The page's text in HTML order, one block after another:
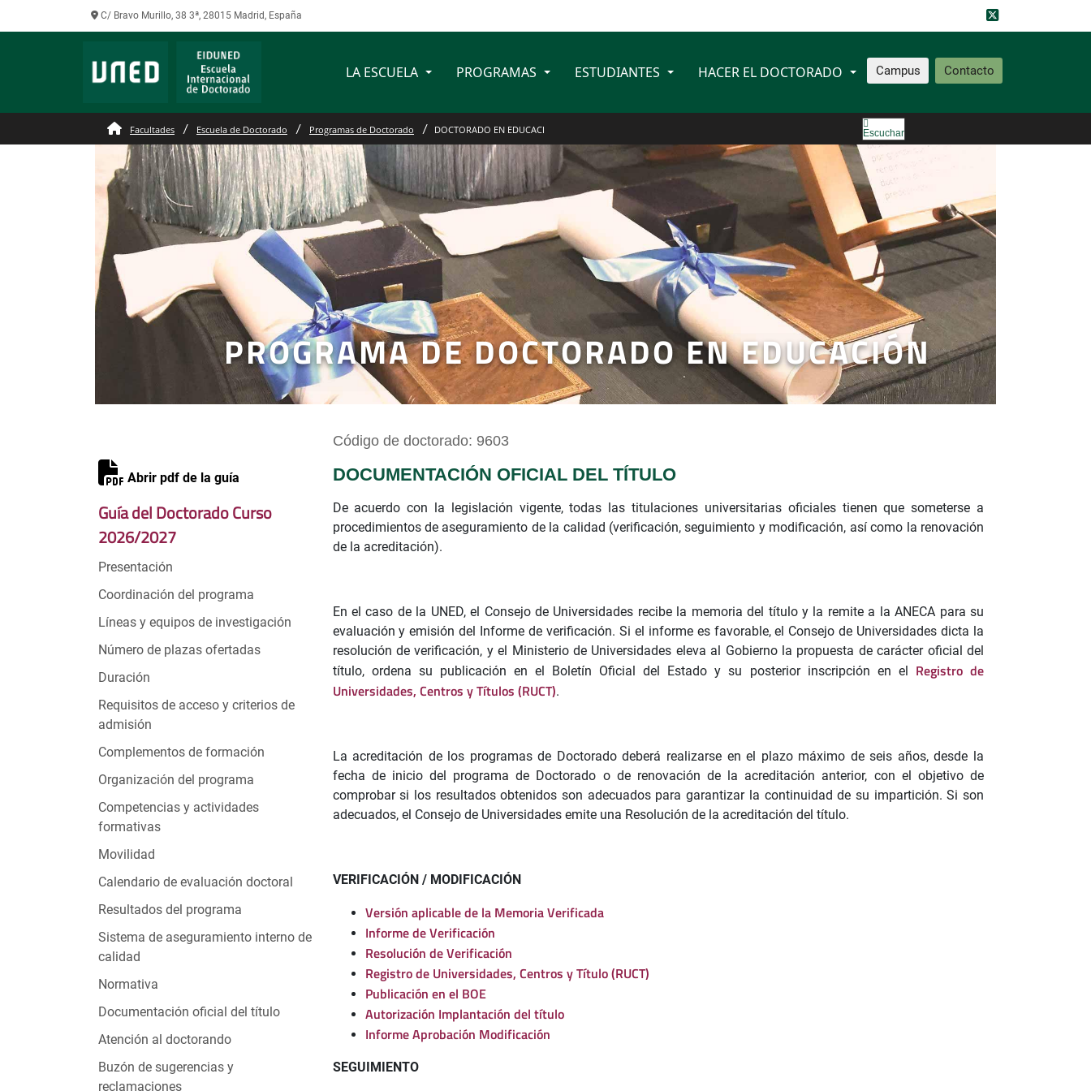
C/ Bravo Murillo, 38 3ª, 28015 Madrid, España
Campus Contacto
LA ESCUELA PROGRAMAS ESTUDIANTES HACER EL DOCTORADO
Facultades Escuela de Doctorado Programas de Doctorado DOCTORADO EN EDUCACI Escuchar
PROGRAMA DE DOCTORADO EN EDUCACIÓN
Abrir pdf de la guía
Guía del Doctorado Curso
2026/2027
Presentación
Coordinación del programa
Líneas y equipos de investigación
Número de plazas ofertadas
Duración
Requisitos de acceso y criterios de
admisión
Complementos de formación
Organización del programa
Competencias y actividades
formativas
Movilidad
Calendario de evaluación doctoral
Resultados del programa
Sistema de aseguramiento interno de
calidad
Normativa
Documentación oficial del título
Atención al doctorando
Buzón de sugerencias y
reclamaciones
Código de doctorado: 9603
DOCUMENTACIÓN OFICIAL DEL TÍTULO
De acuerdo con la legislación vigente, todas las titulaciones universitarias oficiales tienen que someterse a
procedimientos de aseguramiento de la calidad (verificación, seguimiento y modificación, así como la renovación
de la acreditación).
En el caso de la UNED, el Consejo de Universidades recibe la memoria del título y la remite a la ANECA para su
evaluación y emisión del Informe de verificación. Si el informe es favorable, el Consejo de Universidades dicta la
resolución de verificación, y el Ministerio de Universidades eleva al Gobierno la propuesta de carácter oficial del
título, ordena su publicación en el Boletín Oficial del Estado y su posterior inscripción en el Registro de
Universidades, Centros y Títulos (RUCT).
La acreditación de los programas de Doctorado deberá realizarse en el plazo máximo de seis años, desde la
fecha de inicio del programa de Doctorado o de renovación de la acreditación anterior, con el objetivo de
comprobar si los resultados obtenidos son adecuados para garantizar la continuidad de su impartición. Si son
adecuados, el Consejo de Universidades emite una Resolución de la acreditación del título.
VERIFICACIÓN / MODIFICACIÓN
Versión aplicable de la Memoria Verificada
Informe de Verificación
Resolución de Verificación
Registro de Universidades, Centros y Título (RUCT)
Publicación en el BOE
Autorización Implantación del título
Informe Aprobación Modificación
SEGUIMIENTO